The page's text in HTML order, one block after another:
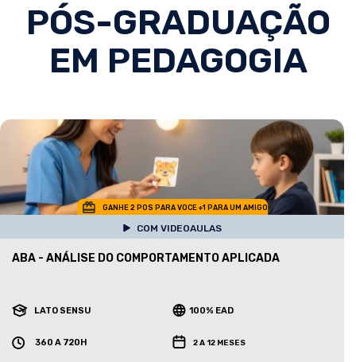
PÓS-GRADUAÇÃO
EM PEDAGOGIA
GANHE 2 POS PARA VOCE +1 PARA UM AMIGO
COM VIDEOAULAS
ABA - ANÁLISE DO COMPORTAMENTO APLICADA
LATO SENSU 100% EAD
360 A 720H 2 A 12 MESES